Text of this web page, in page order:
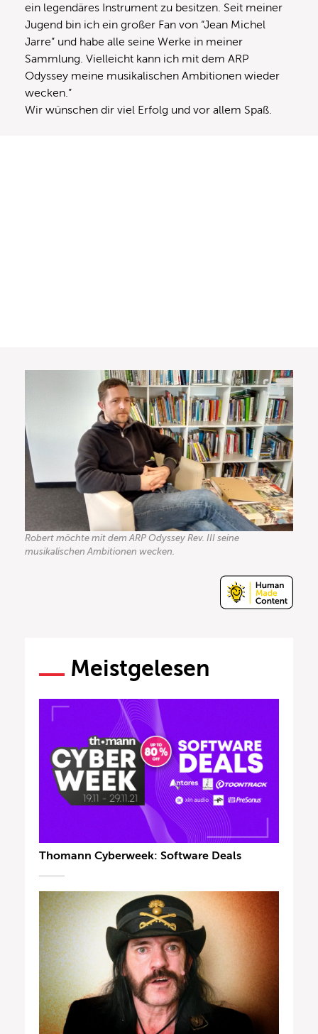
ein legendäres Instrument zu besitzen. Seit meiner
Jugend bin ich ein großer Fan von “Jean Michel
Jarre” und habe alle seine Werke in meiner
Sammlung. Vielleicht kann ich mit dem ARP
Odyssey meine musikalischen Ambitionen wieder
wecken.”
Wir wünschen dir viel Erfolg und vor allem Spaß.
Robert möchte mit dem ARP Odyssey Rev. III seine
musikalischen Ambitionen wecken.
Meistgelesen
Thomann Cyberweek: Software Deals